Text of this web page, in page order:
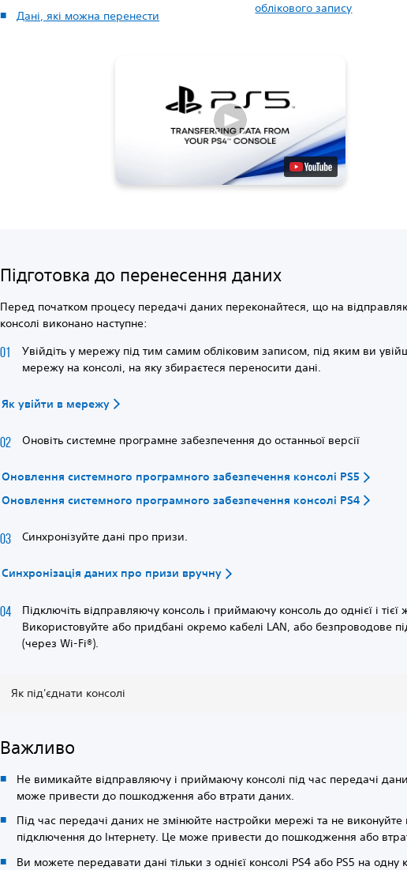
Дані, які можна перенести
облікового запису
Підготовка до перенесення даних
Перед початком процесу передачі даних переконайтеся, що на
консолі виконано наступне:
Увійдіть у мережу під тим самим обліковим записом, під яким ви
мережу на консолі, на яку збираєтеся переносити дані.
Як увійти в мережу
Оновіть системне програмне забезпечення до останньої версії
Оновлення системного програмного забезпечення консолі PS5
Оновлення системного програмного забезпечення консолі PS4
Синхронізуйте дані про призи.
Синхронізація даних про призи вручну
Підключіть відправляючу консоль і приймаючу консоль до однієї і
Використовуйте або придбані окремо кабелі LAN, або безпроводове
(через Wi-Fi®).
Як під'єднати консолі
Важливо
Не вимикайте відправляючу і приймаючу консолі під час передачі
може привести до пошкодження або втрати даних.
Під час передачі даних не змінюйте настройки мережі та не виконуйте
підключення до Інтернету. Це може привести до пошкодження або
Ви можете передавати дані тільки з однієї консолі PS4 або PS5 на одну